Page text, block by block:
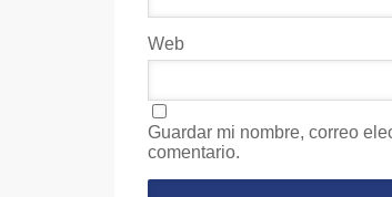
Web
Guardar mi nombre, correo
comentario.